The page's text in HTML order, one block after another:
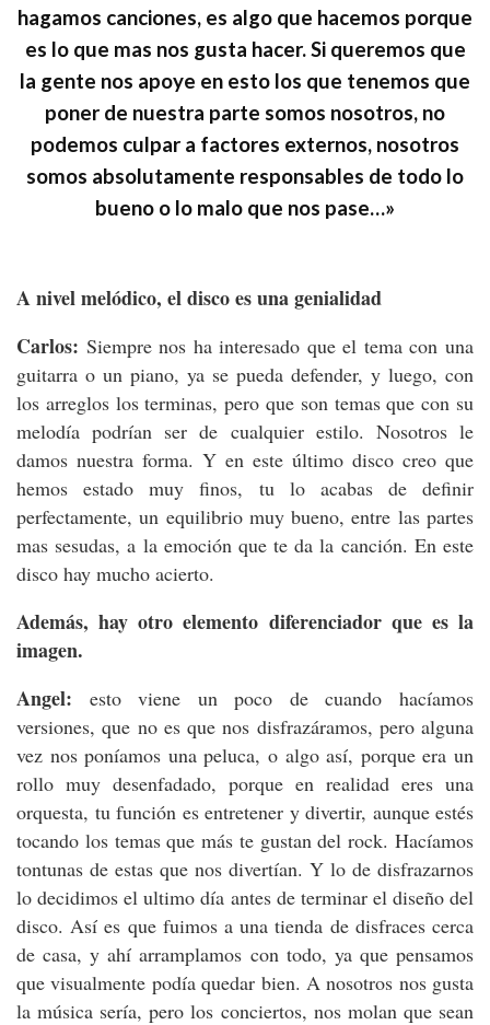
hagamos canciones, es algo que hacemos porque
es lo que mas nos gusta hacer. Si queremos que
la gente nos apoye en esto los que tenemos que
poner de nuestra parte somos nosotros, no
podemos culpar a factores externos, nosotros
somos absolutamente responsables de todo lo
bueno o lo malo que nos pase…»
A nivel melódico, el disco es una genialidad
Carlos: Siempre nos ha interesado que el tema con una
guitarra o un piano, ya se pueda defender, y luego, con
los arreglos los terminas, pero que son temas que con su
melodía podrían ser de cualquier estilo. Nosotros le
damos nuestra forma. Y en este último disco creo que
hemos estado muy finos, tu lo acabas de definir
perfectamente, un equilibrio muy bueno, entre las partes
mas sesudas, a la emoción que te da la canción. En este
disco hay mucho acierto.
Además, hay otro elemento diferenciador que es la
imagen.
Angel: esto viene un poco de cuando hacíamos
versiones, que no es que nos disfrazáramos, pero alguna
vez nos poníamos una peluca, o algo así, porque era un
rollo muy desenfadado, porque en realidad eres una
orquesta, tu función es entretener y divertir, aunque estés
tocando los temas que más te gustan del rock. Hacíamos
tontunas de estas que nos divertían. Y lo de disfrazarnos
lo decidimos el ultimo día antes de terminar el diseño del
disco. Así es que fuimos a una tienda de disfraces cerca
de casa, y ahí arramplamos con todo, ya que pensamos
que visualmente podía quedar bien. A nosotros nos gusta
la música sería, pero los conciertos, nos molan que sean